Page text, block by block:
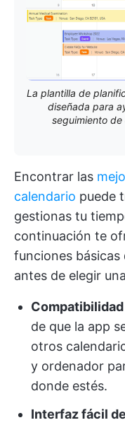
La plantilla de
diseñada para
seguimiento
Encontrar las
calendario puede
gestionas tu
continuación te
funciones básicas
antes de elegir
de que la app
otros
y ordenador
donde estés.
Interfaz fácil